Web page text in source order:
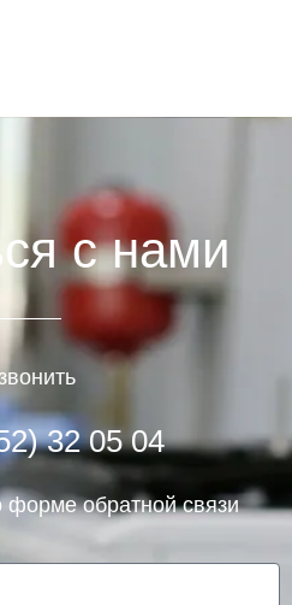
с нами
32 05 04
форме обратной связи